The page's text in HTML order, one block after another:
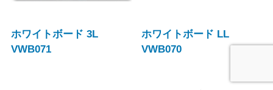
ホワイトボード 3L
VWB071
ホワイトボード LL
VWB070